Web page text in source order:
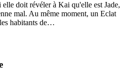
elle doit révéler à Kai qu'elle est Jade,
mal. Au même moment, un Eclat
habitants de…